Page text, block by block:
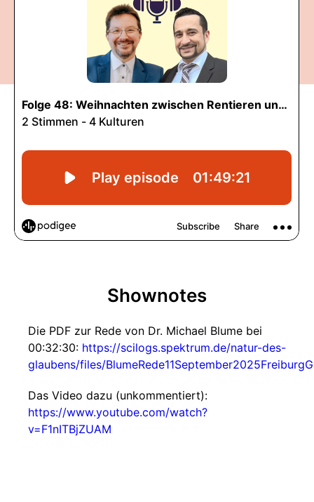
Shownotes
Die PDF zur Rede von Dr. Michael Blume bei
00:32:30: https://scilogs.spektrum.de/natur-des-
glaubens/files/
Das Video dazu (unkommentiert):
https://www.youtube.com/watch?
v=F1nITBjZUAM